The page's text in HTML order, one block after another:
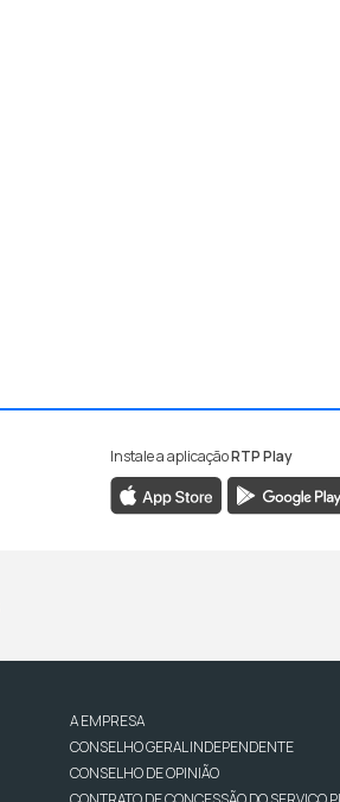
Instale a aplicaçãoRTP Play
A EMPRESA
CONSELHO GERAL INDEPENDENTE
CONSELHO DE OPINIÃO